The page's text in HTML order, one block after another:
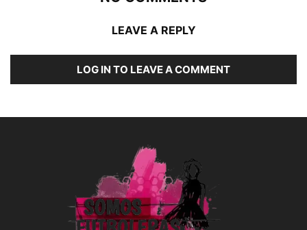
LEAVE A REPLY
LOG IN TO LEAVE A COMMENT